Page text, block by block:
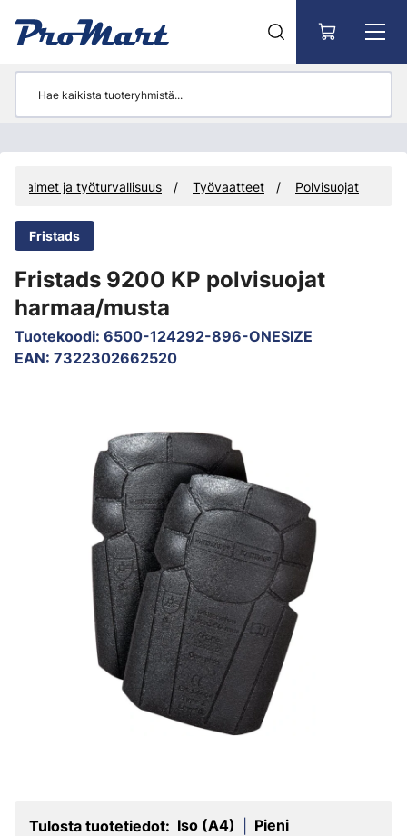
Suojaimet ja työturvallisuus Työvaatteet Polvisuojat
Fristads
Fristads 9200 KP polvisuojat
harmaa/musta
Tuotekoodi: 6500-124292-896-ONESIZE
EAN: 7322302662520
Tulosta tuotetiedot: Iso (A4) Pieni